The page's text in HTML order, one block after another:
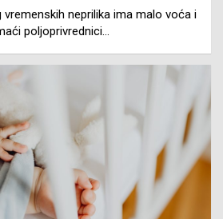
neprilika ima malo voća i
poljoprivrednici…